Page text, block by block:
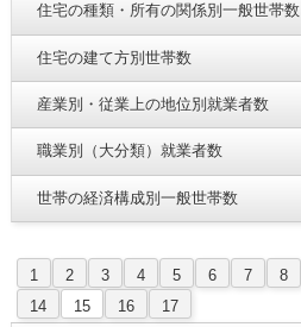
住宅の種類・所有の関係別一般世帯数
住宅の建て方別世帯数
産業別・従業上の地位別就業者数
職業別（大分類）就業者数
世帯の経済構成別一般世帯数
1 2 3 4 5 6 7 8
14
15 16
17